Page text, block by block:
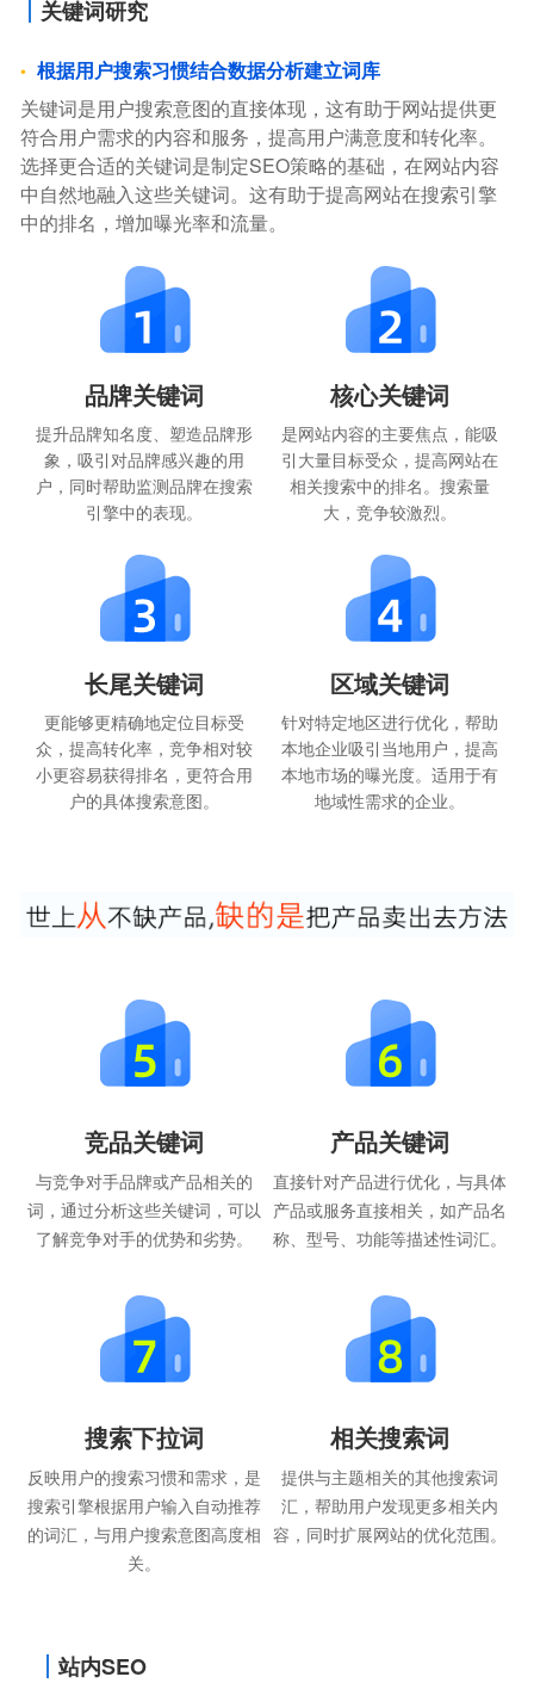
关键词研究
根据用户搜索习惯结合数据分析建立词库
关键词是用户搜索意图的直接体现，这有助于网站提供更
符合用户需求的内容和服务，提高用户满意度和转化率。
选择更合适的关键词是制定SEO策略的基础，在网站内容
中自然地融入这些关键词。这有助于提高网站在搜索引擎
中的排名，增加曝光率和流量。
品牌关键词
提升品牌知名度、塑造品牌形
象，吸引对品牌感兴趣的用
户，同时帮助监测品牌在搜索
引擎中的表现。
核心关键词
是网站内容的主要焦点，能吸
引大量目标受众，提高网站在
相关搜索中的排名。搜索量
大，竞争较激烈。
长尾关键词
更能够更精确地定位目标受
众，提高转化率，竞争相对较
小更容易获得排名，更符合用
户的具体搜索意图。
区域关键词
针对特定地区进行优化，帮助
本地企业吸引当地用户，提高
本地市场的曝光度。适用于有
地域性需求的企业。
竞品关键词
与竞争对手品牌或产品相关的
词，通过分析这些关键词，可以
了解竞争对手的优势和劣势。
产品关键词
直接针对产品进行优化，与具体
产品或服务直接相关，如产品名
称、型号、功能等描述性词汇。
搜索下拉词
反映用户的搜索习惯和需求，是
搜索引擎根据用户输入自动推荐
的词汇，与用户搜索意图高度相
关。
相关搜索词
提供与主题相关的其他搜索词
汇，帮助用户发现更多相关内
容，同时扩展网站的优化范围。
站内SEO